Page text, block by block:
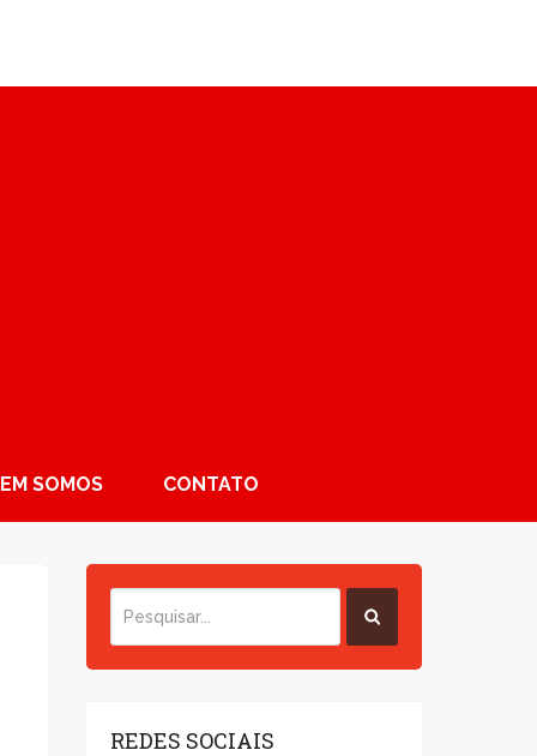
SOMOS CONTATO
REDES SOCIAIS